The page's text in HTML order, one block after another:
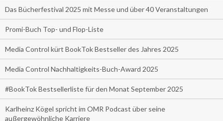
Das Bücherfestival 2025 mit Messe und über 40 Veranstaltungen
Promi-Buch Top- und Flop-Liste
Media Control kürt BookTok Bestseller des Jahres 2025
Media Control Nachhaltigkeits-Buch-Award 2025
#BookTok Bestsellerliste für den Monat September 2025
Karlheinz Kögel spricht im OMR Podcast über seine
außergewöhnliche Karriere